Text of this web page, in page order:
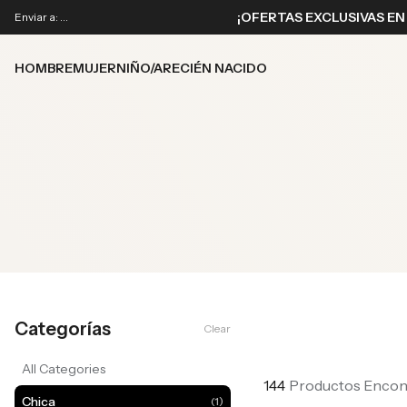
Enviar a: ... ¡OFERTAS EXCLUSIVAS
HOMBREMUJERNIÑO/ARECIÉN NACIDO
Categorías Clear
All Categories
Chica
(1)
144 Productos